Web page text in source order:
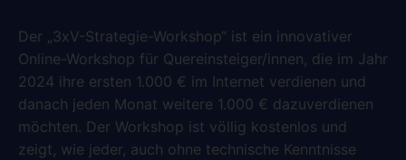
Der „3xV-Strategie-Workshop“ ist ein innovativer
Online-Workshop für Quereinsteiger/innen, die im Jahr
2024 ihre ersten 1.000 € im Internet verdienen und
danach jeden Monat weitere 1.000 € dazuverdienen
möchten. Der Workshop ist völlig kostenlos und
zeigt, wie jeder, auch ohne technische Kenntnisse